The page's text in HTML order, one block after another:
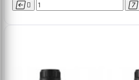
  